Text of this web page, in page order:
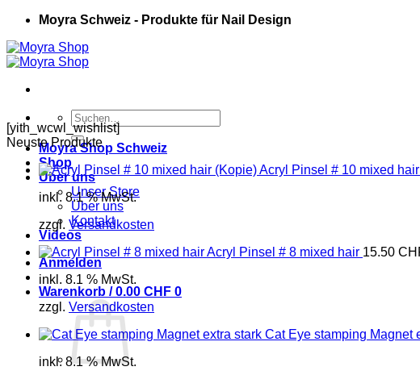
Moyra Schweiz - Produkte für Nail Design
Suchen
nach:
Moyra Shop Schweiz
Shop
Über uns
Unser Store
Über uns
Kontakt
Videos
Anmelden
Warenkorb /0.00 CHF 0
[yith_wcwl_wishlist]
Neuste Produkte
Acryl Pinsel # 10 mixed
inkl. 8.1 % MwSt.
zzgl. Versandkosten
Acryl Pinsel # 8 mixed hair 15.50
inkl. 8.1 % MwSt.
zzgl. Versandkosten
Cat Eye stamping Magnet
inkl. 8.1 % MwSt.